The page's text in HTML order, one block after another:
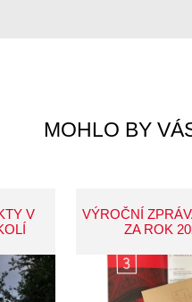
MOHLO BY
V
VÝROČNÍ
ZA ROK